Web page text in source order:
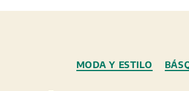
MODA Y ESTILO